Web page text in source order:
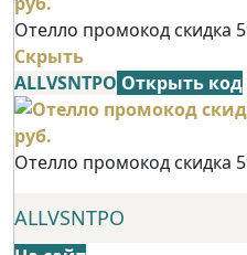
Отелло промокод скидка
Скрыть
ALLVSNTPO Открыть код
Отелло промокод скидка
ALLVSNTPO